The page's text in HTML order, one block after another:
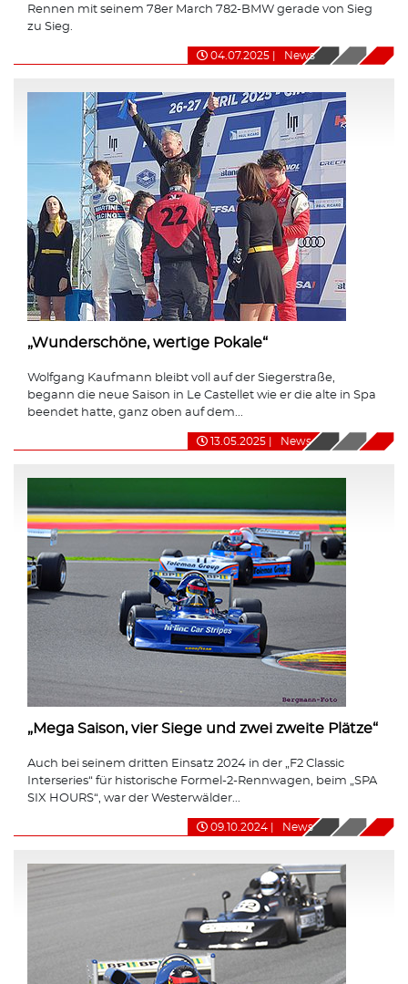
Rennen mit seinem 78er March 782-BMW gerade von Sieg
zu Sieg.
04.07.2025 News
„Wunderschöne, wertige Pokale“
Wolfgang Kaufmann bleibt voll auf der Siegerstraße,
begann die neue Saison in Le Castellet wie er die alte in Spa
beendet hatte, ganz oben auf dem...
13.05.2025 News
„Mega Saison, vier Siege und zwei zweite Plätze“
Auch bei seinem dritten Einsatz 2024 in der „F2 Classic
Interseries“ für historische Formel-2-Rennwagen, beim „SPA
SIX HOURS“, war der Westerwälder...
09.10.2024 News